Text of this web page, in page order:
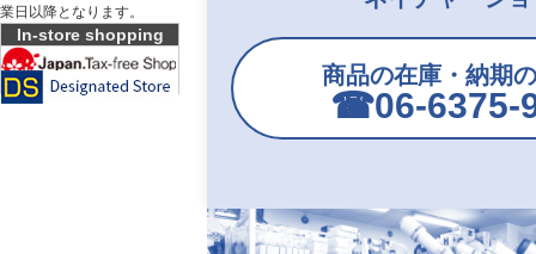
業日以降となります。
In-store shopping
商品の在庫・納期
☎︎06-6375-